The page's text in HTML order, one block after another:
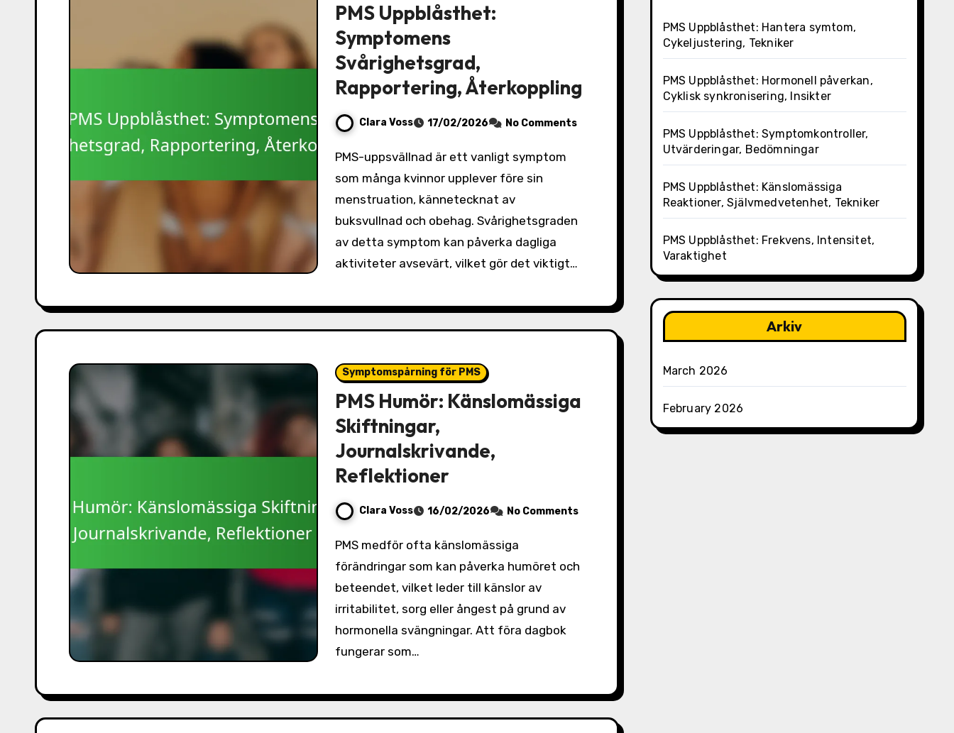
PMS Uppblåsthet:
Symptomens
Svårighetsgrad,
Rapportering, Återkoppling
Clara Voss 17/02/2026 No Comments
PMS-uppsvällnad är ett vanligt symptom
som många kvinnor upplever före sin
menstruation, kännetecknat av
buksvullnad och obehag. Svårighetsgraden
av detta symptom kan påverka dagliga
aktiviteter avsevärt, vilket gör det viktigt…
Symptomspårning för PMS
PMS Humör: Känslomässiga
Skiftningar,
Journalskrivande,
Reflektioner
Clara Voss 16/02/2026 No Comments
PMS medför ofta känslomässiga
förändringar som kan påverka humöret och
beteendet, vilket leder till känslor av
irritabilitet, sorg eller ångest på grund av
hormonella svängningar. Att föra dagbok
fungerar som…
PMS Uppblåsthet: Hantera symtom,
Cykeljustering, Tekniker
PMS Uppblåsthet: Hormonell påverkan,
Cyklisk synkronisering, Insikter
PMS Uppblåsthet: Symptomkontroller,
Utvärderingar, Bedömningar
PMS Uppblåsthet: Känslomässiga
Reaktioner, Självmedvetenhet, Tekniker
PMS Uppblåsthet: Frekvens, Intensitet,
Varaktighet
Arkiv
March 2026
February 2026